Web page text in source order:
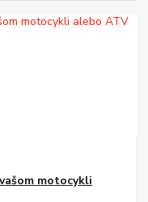
motocykli